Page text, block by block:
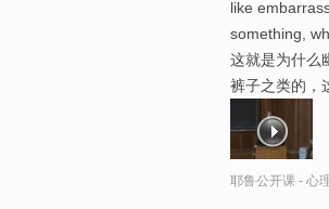
like
something,
这就是为什么
裤子之类的，
耶鲁公开课 - 心